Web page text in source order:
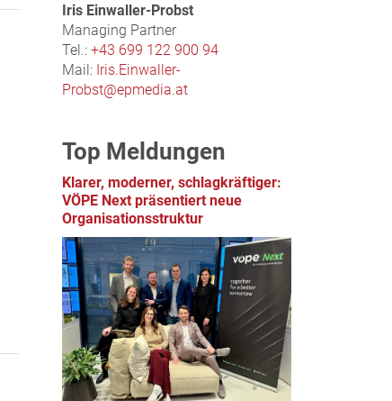
Iris Einwaller-Probst
Managing Partner
Tel.:+43 699 122 900 94
Mail: Iris.Einwaller-
Probst@epmedia.at
Top Meldungen
Klarer, moderner, schlagkräftiger:
VÖPE Next präsentiert neue
Organisationsstruktur